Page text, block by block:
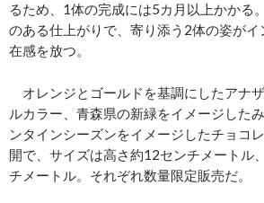
るため、1体の完成には5カ月以上かかる
のある仕上がりで、寄り添う2体の姿が
在感を放つ。
オレンジとゴールドを基調にしたアナ
ルカラー、青森県の新緑をイメージした
ンタインシーズンをイメージしたチョコ
開で、サイズは高さ約12センチメートル
チメートル。それぞれ数量限定販売だ。